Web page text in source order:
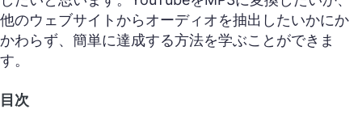
他のウェブサイトからオーディオを抽出したいかにか
かわらず、簡単に達成する方法を学ぶことができま
す。
目次